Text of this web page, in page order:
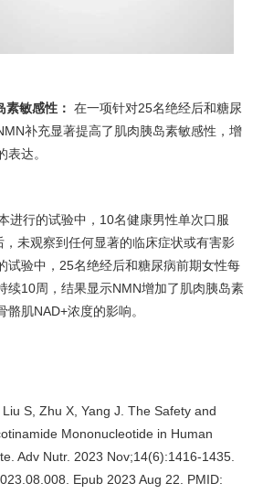
敏感性： 在一项针对25名绝经后和糖尿
补充显著提高了肌肉胰岛素敏感性，增
达。
进行的试验中，10名健康男性单次口服
未观察到任何显著的临床症状或有害影
试验中，25名绝经后和糖尿病前期女性每
续10周，结果显示NMN增加了肌肉胰岛素
肌NAD+浓度的影响。
S, Zhu X, Yang J. The Safety and
Mononucleotide in Human
Adv Nutr. 2023 Nov;14(6):1416-1435.
Epub 2023 Aug 22. PMID: